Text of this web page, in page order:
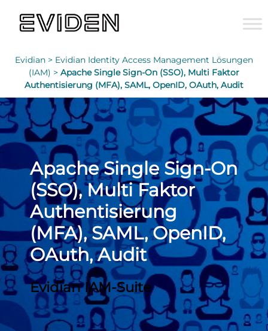
Evidian > Evidian Identity Access Management Lösungen
(IAM) > Apache Single Sign-On (SSO), Multi Faktor
Authentisierung (MFA), SAML, OpenID, OAuth, Audit
Apache Single Sign-On
(SSO), Multi Faktor
Authentisierung
(MFA), SAML, OpenID,
OAuth, Audit
Evidian IAM-Suite